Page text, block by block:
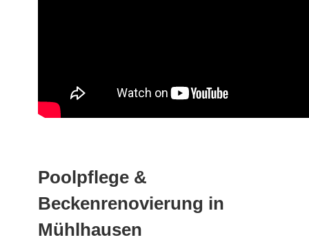
Poolpflege &
Beckenrenovierung in
Mühlhausen